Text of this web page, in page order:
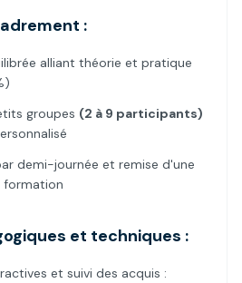
:
alliant théorie et pratique
groupes (2 à 9 participants)
demi-journée et remise d'une
et techniques :
et suivi des acquis :